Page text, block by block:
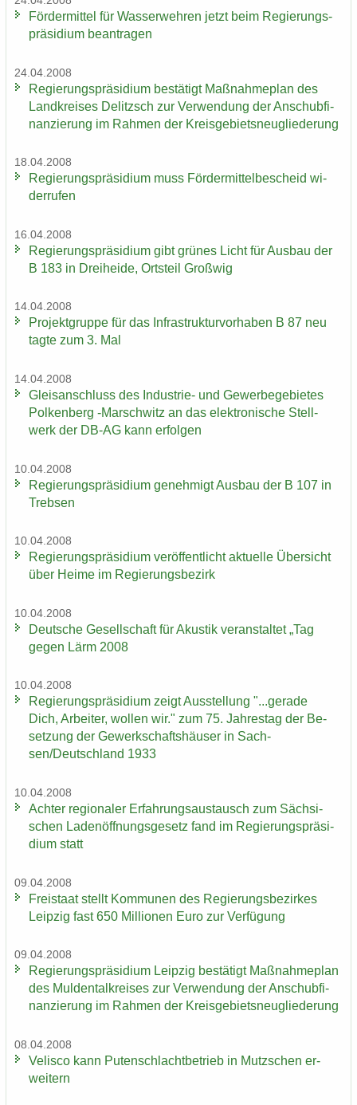
För­der­mit­tel für Was­ser­weh­ren jetzt beim Re­gie­rungs­
prä­si­di­um be­an­tra­gen
24.04.2008
Re­gie­rungs­prä­si­di­um be­stä­tigt Maß­nah­me­plan des
Land­krei­ses De­litzsch zur Ver­wen­dung der An­schub­fi­
nan­zie­rung im Rah­men der Kreis­ge­biets­neu­glie­de­rung
18.04.2008
Re­gie­rungs­prä­si­di­um muss För­der­mit­tel­be­scheid wi­
der­ru­fen
16.04.2008
Re­gie­rungs­prä­si­di­um gibt grü­nes Licht für Aus­bau der
B 183 in Drei­hei­de, Orts­teil Groß­wig
14.04.2008
Pro­jekt­grup­pe für das In­fra­struk­tur­vor­ha­ben B 87 neu
tagte zum 3. Mal
14.04.2008
Gleis­an­schluss des Industrie-​ und Ge­wer­be­ge­bie­tes
Pol­ken­berg -​Marschwitz an das elek­tro­ni­sche Stell­
werk der DB-AG kann er­fol­gen
10.04.2008
Re­gie­rungs­prä­si­di­um ge­neh­migt Aus­bau der B 107 in
Treb­sen
10.04.2008
Re­gie­rungs­prä­si­di­um ver­öf­fent­licht ak­tu­el­le Über­sicht
über Heime im Re­gie­rungs­be­zirk
10.04.2008
Deut­sche Ge­sell­schaft für Akus­tik ver­an­stal­tet „Tag
gegen Lärm 2008
10.04.2008
Re­gie­rungs­prä­si­di­um zeigt Aus­stel­lung "...ge­ra­de
Dich, Ar­bei­ter, wol­len wir." zum 75. Jah­res­tag der Be­
set­zung der Ge­werk­schafts­häu­ser in Sach­
sen/Deutsch­land 1933
10.04.2008
Ach­ter re­gio­na­ler Er­fah­rungs­aus­tausch zum Säch­si­
schen La­den­öff­nungs­ge­setz fand im Re­gie­rungs­prä­si­
di­um statt
09.04.2008
Frei­staat stellt Kom­mu­nen des Re­gie­rungs­be­zir­kes
Leip­zig fast 650 Mil­lio­nen Euro zur Ver­fü­gung
09.04.2008
Re­gie­rungs­prä­si­di­um Leip­zig be­stä­tigt Maß­nah­me­plan
des Mul­den­tal­krei­ses zur Ver­wen­dung der An­schub­fi­
nan­zie­rung im Rah­men der Kreis­ge­biets­neu­glie­de­rung
08.04.2008
Ve­lis­co kann Pu­ten­schlacht­be­trieb in Mutz­schen er­
wei­tern